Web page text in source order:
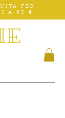
PER
A 60 €